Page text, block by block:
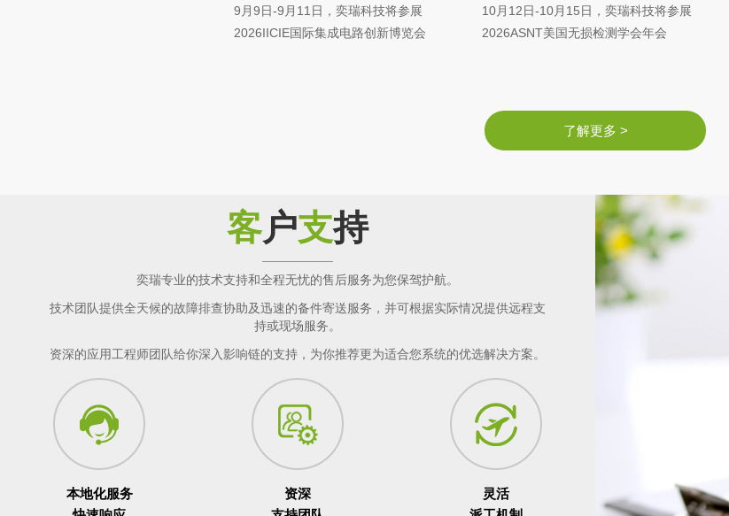
9月9日-9月11日，奕瑞科技将参展
2026IICIE国际集成电路创新博览会
10月12日-10月15日，奕瑞科技将参展
2026ASNT美国无损检测学会年会
了解更多 >
客户支持
奕瑞专业的技术支持和全程无忧的售后服务为您保驾护航。
技术团队提供全天候的故障排查协助及迅速的备件寄送服务，并可根据实际情况提供远程支
持或现场服务。
资深的应用工程师团队给你深入影响链的支持，为你推荐更为适合您系统的优选解决方案。
本地化服务
资深
灵活